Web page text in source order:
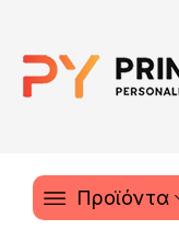
Προϊόντα